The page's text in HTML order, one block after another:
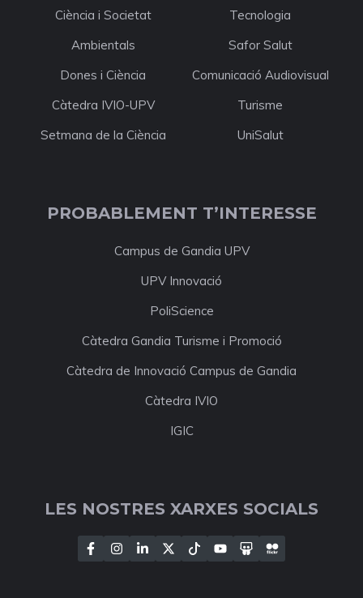
Ciència i Societat
Tecnologia
Ambientals
Safor Salut
Dones i Ciència
Comunicació Audiovisual
Càtedra IVIO-UPV
Turisme
Setmana de la Ciència
UniSalut
PROBABLEMENT T’INTERESSE
Campus de Gandia UPV
UPV Innovació
PoliScience
Càtedra Gandia Turisme i Promoció
Càtedra de Innovació Campus de Gandia
Càtedra IVIO
IGIC
LES NOSTRES XARXES SOCIALS